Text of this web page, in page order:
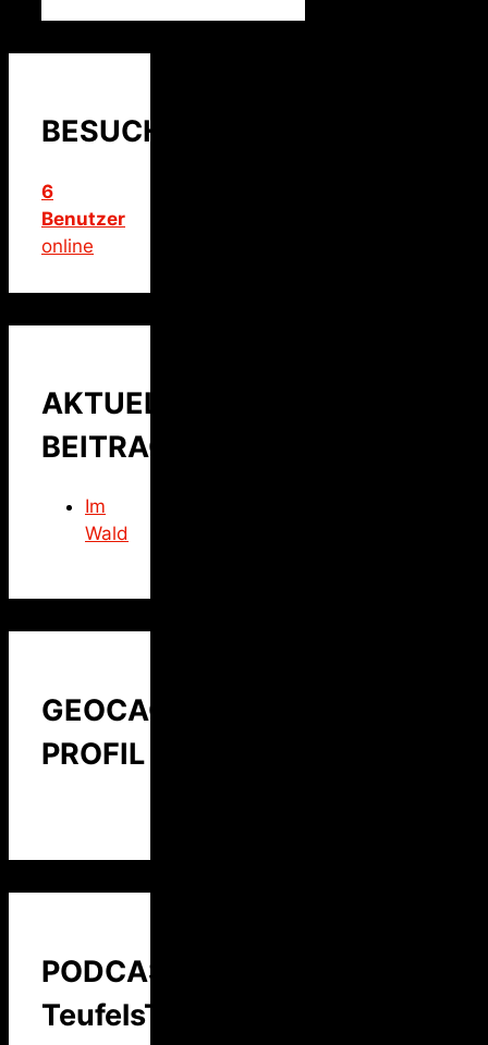
BESUCHER
6
Benutzer
online
AKTUELLER
BEITRAG
Im
Wald
GEOCACHING
PROFIL
PODCAST:
TeufelsTalk